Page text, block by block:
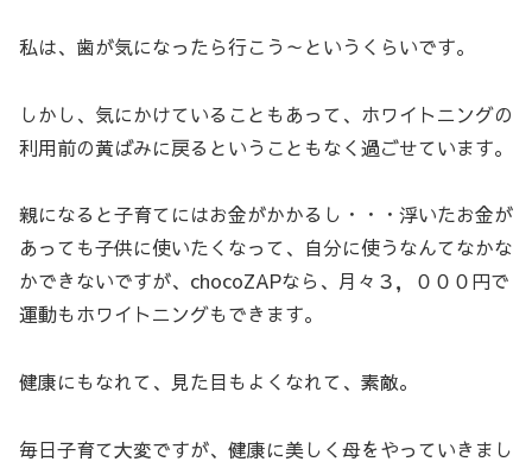
私は、歯が気になったら行こう～というくらいです。
しかし、気にかけていることもあって、ホワイトニングの
利用前の黄ばみに戻るということもなく過ごせています。
親になると子育てにはお金がかかるし・・・浮いたお金が
あっても子供に使いたくなって、自分に使うなんてなかな
かできないですが、chocoZAPなら、月々３，０００円で
運動もホワイトニングもできます。
健康にもなれて、見た目もよくなれて、素敵。
毎日子育て大変ですが、健康に美しく母をやっていきまし